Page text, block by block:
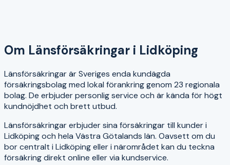
Om Länsförsäkringar i Lidköping
Länsförsäkringar är Sveriges enda kundägda
försäkringsbolag med lokal förankring genom 23 regionala
bolag. De erbjuder personlig service och är kända för högt
kundnöjdhet och brett utbud.
Länsförsäkringarerbjuder sina försäkringar till kunder i
Lidköpingoch hela Västra Götalands län. Oavsett om du
bor centralt i Lidköpingeller i närområdet kan du teckna
försäkring direkt online eller via kundservice.